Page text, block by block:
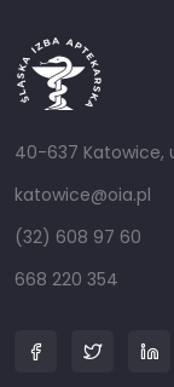
40-637 Katowice,
katowice@oia.pl
(32) 608 97 60
668 220 354